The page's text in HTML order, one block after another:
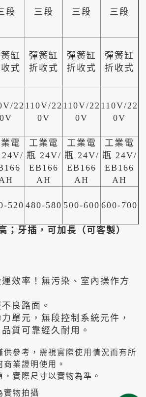
段 三段 三段 三段
缸
式
彈簧缸
折收式
彈簧缸
折收式
彈簧缸
折收式
22
0V
110V/22
0V
110V/22
0V
110V/22
0V
電
工業電
瓶 24V/
EB166
AH
工業電
瓶 24V/
EB166
AH
工業電
瓶 24V/
EB166
AH
520 480-580 500-600 600-700
；牙插，可加長（可客製）
效率！無污染、室內操作方
良路面。
單元，無段控制系統元件，
質可靠經久耐用。
供參考，需視實際使用情況而有所
業證明使用。
，實際尺寸以實物為準。
實物拍攝